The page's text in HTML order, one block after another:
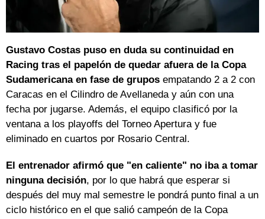
Gustavo Costas puso en duda su continuidad en
Racing tras el papelón de quedar afuera de la Copa
Sudamericana en fase de grupos empatando 2 a 2 con
Caracas en el Cilindro de Avellaneda y aún con una
fecha por jugarse. Además, el equipo clasificó por la
ventana a los playoffs del Torneo Apertura y fue
eliminado en cuartos por Rosario Central.
El entrenador afirmó que "en caliente" no iba a tomar
ninguna decisión, por lo que habrá que esperar si
después del muy mal semestre le pondrá punto final a un
ciclo histórico en el que salió campeón de la Copa